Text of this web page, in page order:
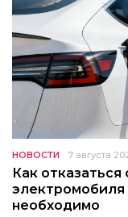
НОВОСТИ 7 августа
Как отказаться
электромобиля
необходимо